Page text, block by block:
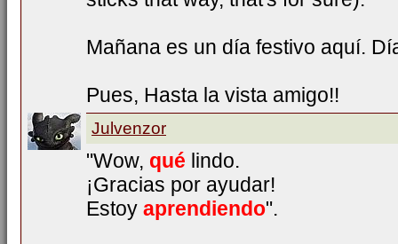
Mañana es un día festivo aquí.
Pues, Hasta la vista amigo!!
Julvenzor
"Wow, qué lindo.
¡Gracias por ayudar!
Estoy aprendiendo".